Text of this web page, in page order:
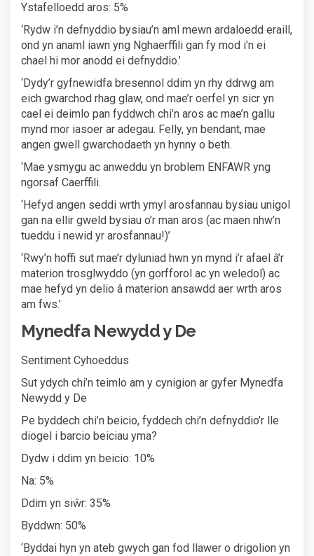
Ystafelloedd aros: 5%
‘Rydw i’n defnyddio bysiau’n aml mewn ardaloedd eraill,
ond yn anaml iawn yng Nghaerffili gan fy mod i’n ei
chael hi mor anodd ei defnyddio.’
‘Dydy’r gyfnewidfa bresennol ddim yn rhy ddrwg am
eich gwarchod rhag glaw, ond mae’r oerfel yn sicr yn
cael ei deimlo pan fyddwch chi’n aros ac mae’n gallu
mynd mor iasoer ar adegau. Felly, yn bendant, mae
angen gwell gwarchodaeth yn hynny o beth.
‘Mae ysmygu ac anweddu yn broblem ENFAWR yng
ngorsaf Caerffili.
‘Hefyd angen seddi wrth ymyl arosfannau bysiau unigol
gan na ellir gweld bysiau o’r man aros (ac maen nhw’n
tueddu i newid yr arosfannau!)’
‘Rwy’n hoffi sut mae’r dyluniad hwn yn mynd i’r afael â’r
materion trosglwyddo (yn gorfforol ac yn weledol) ac
mae hefyd yn delio â materion ansawdd aer wrth aros
am fws.’
Mynedfa Newydd y De
Sentiment Cyhoeddus
Sut ydych chi’n teimlo am y cynigion ar gyfer Mynedfa
Newydd y De
Pe byddech chi’n beicio, fyddech chi’n defnyddio’r lle
diogel i barcio beiciau yma?
Dydw i ddim yn beicio: 10%
Na: 5%
Ddim yn siŵr: 35%
Byddwn: 50%
‘Byddai hyn yn ateb gwych gan fod llawer o drigolion yn